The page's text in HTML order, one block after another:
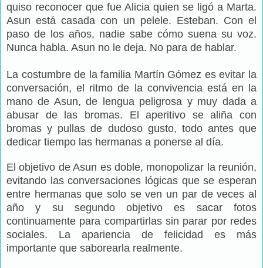
quiso reconocer que fue Alicia quien se ligó a Marta.
Asun está casada con un pelele. Esteban. Con el
paso de los años, nadie sabe cómo suena su voz.
Nunca habla. Asun no le deja. No para de hablar.
La costumbre de la familia Martín Gómez es evitar la
conversación, el ritmo de la convivencia está en la
mano de Asun, de lengua peligrosa y muy dada a
abusar de las bromas. El aperitivo se aliña con
bromas y pullas de dudoso gusto, todo antes que
dedicar tiempo las hermanas a ponerse al día.
El objetivo de Asun es doble, monopolizar la reunión,
evitando las conversaciones lógicas que se esperan
entre hermanas que solo se ven un par de veces al
año y su segundo objetivo es sacar fotos
continuamente para compartirlas sin parar por redes
sociales. La apariencia de felicidad es más
importante que saborearla realmente.